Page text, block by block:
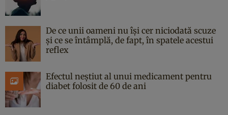
De ce unii oameni nu își cer niciodată scuze
și ce se întâmplă, de fapt, în spatele acestui
reflex
Efectul neștiut al unui medicament pentru
diabet folosit de 60 de ani